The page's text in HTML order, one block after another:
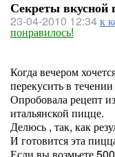
Секреты вкусной
23-04-2010 12:34к
понравилось!
Когда вечером
перекусить в
Опробовала рецепт
итальянской пицце.
Делюсь , так, как
И готовится эта